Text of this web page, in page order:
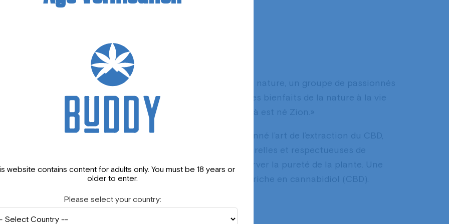
website contains content for adults only. You must be 18 years or
older to enter.
Please select your country:
Dans un coin préservé de la nature, un groupe de passionnés
avait une vision : apporter les bienfaits de la nature à la vie
quotidienne de chacun. De là est né Zion.»
L’équipe de Zion a perfectionné l’art de l’extraction du CBD,
utilisant des méthodes naturelles et respectueuses de
l’environnement pour préserver la pureté de la plante. Une
plante spéciale, le chanvre, riche en cannabidiol (CBD).